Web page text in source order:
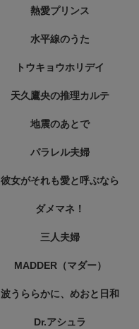
熱愛プリンス
水平線のうた
トウキョウホリデイ
天久鷹央の推理カルテ
地震のあとで
パラレル夫婦
彼女がそれも愛と呼ぶなら
ダメマネ！
三人夫婦
MADDER（マダー）
波うららかに、めおと日和
Dr.アシュラ